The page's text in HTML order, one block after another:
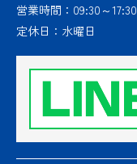
営業時間： 09:30～17:30
定休日： 水曜日